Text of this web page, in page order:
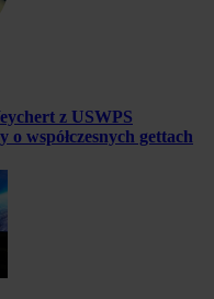
z USWPS
współczesnych gettach